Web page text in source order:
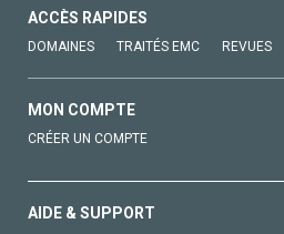
ACCÈS RAPIDES
DOMAINES TRAITÉS EMC REVUES
MON COMPTE
CRÉER UN COMPTE
AIDE & SUPPORT